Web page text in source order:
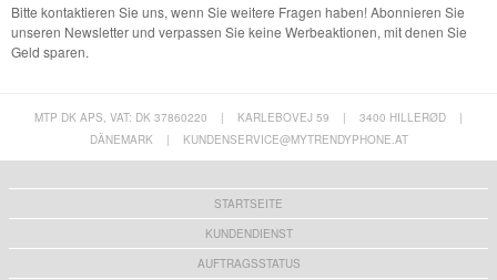
Bitte kontaktieren Sie uns, wenn Sie weitere Fragen haben! Abonnieren Sie
unseren Newsletter und verpassen Sie keine Werbeaktionen, mit denen Sie
Geld sparen.
MTP DK APS, VAT: DK 37860220 | KARLEBOVEJ 59 | 3400 HILLERØD
|
DÄNEMARK
| KUNDENSERVICE@MYTRENDYPHONE.AT
STARTSEITE
KUNDENDIENST
AUFTRAGSSTATUS